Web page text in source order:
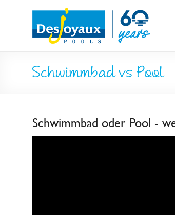
Pool
&
Poolbau
von
Schwimmbad vs Pool
Schwimmbad oder Pool -